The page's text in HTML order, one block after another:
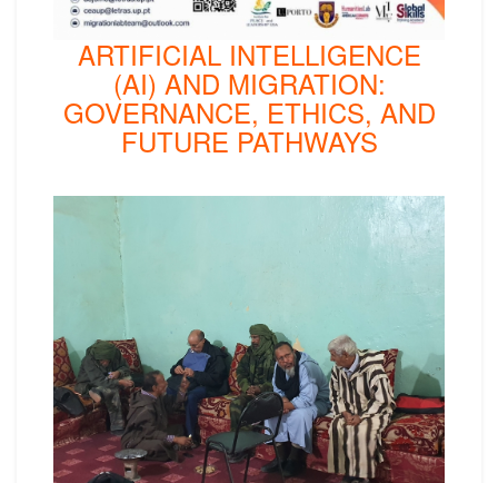
ARTIFICIAL INTELLIGENCE
(AI) AND MIGRATION:
GOVERNANCE, ETHICS, AND
FUTURE PATHWAYS